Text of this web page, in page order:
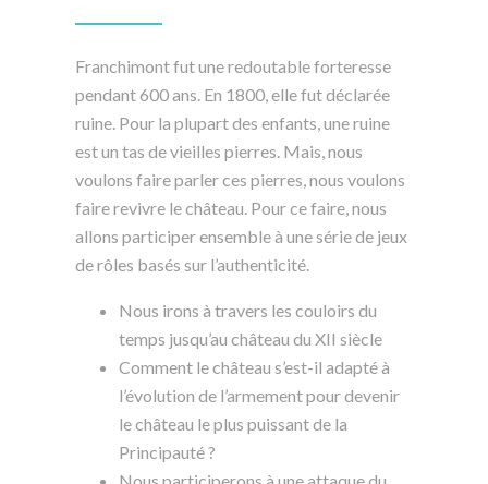
Franchimont fut une redoutable forteresse
pendant 600 ans. En 1800, elle fut déclarée
ruine. Pour la plupart des enfants, une ruine
est un tas de vieilles pierres. Mais, nous
voulons faire parler ces pierres, nous voulons
faire revivre le château. Pour ce faire, nous
allons participer ensemble à une série de jeux
de rôles basés sur l’authenticité.
Nous irons à travers les couloirs du
temps jusqu’au château du XII siècle
Comment le château s’est-il adapté à
l’évolution de l’armement pour devenir
le château le plus puissant de la
Principauté ?